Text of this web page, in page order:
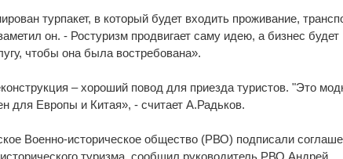
турпакет, в который будет входить проживание,
он. - Ростуризм продвигает саму идею, а бизнес будет
чтобы она была востребована».
– хороший повод для приезда туристов. "Это
для Европы и Китая», - считает А.Радьков.
Военно-историческое общество (РВО) подписали
туризма, сообщил руководитель РВО Андрей